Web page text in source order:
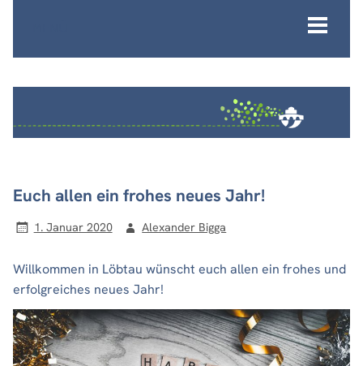
Euch allen ein frohes neues Jahr!
1. Januar 2020 Alexander Bigga
Willkommen in Löbtau wünscht euch allen ein frohes und
erfolgreiches neues Jahr!